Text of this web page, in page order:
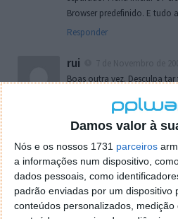
Damos valor à
Nós e os nossos 1731 parceiros
a informações num dispositivo,
dados pessoais, como
padrão enviadas por um dispositivo
conteúdos personalizados, medição
Browser predefinido. E tudo
Responder
rui
Boas outra vez. Desculpa
o firefox como browser
de control tudo e nada. Tou
tentei apagar o explorer na
firefox mas em vao. Kaso te
agradecido, caso contrario
Responder